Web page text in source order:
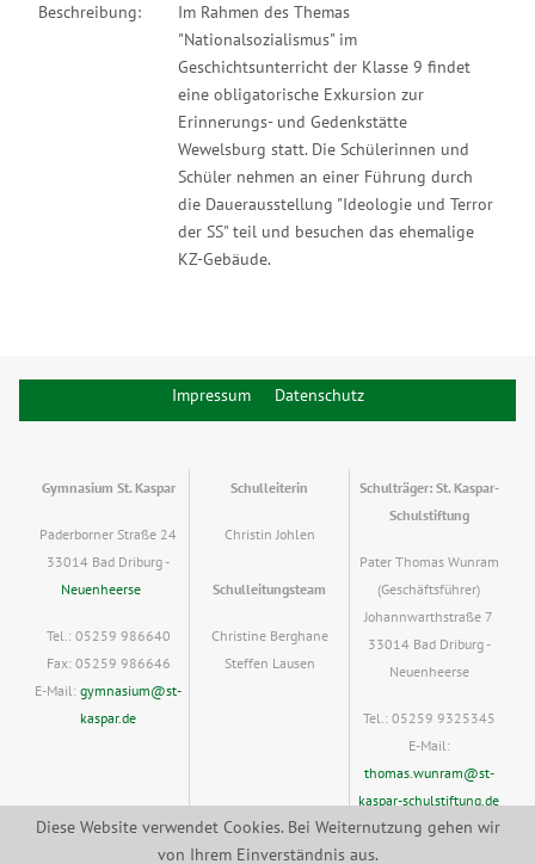
Beschreibung:
Im Rahmen des Themas
"Nationalsozialismus" im
Geschichtsunterricht der Klasse 9 findet
eine obligatorische Exkursion zur
Erinnerungs- und Gedenkstätte
Wewelsburg statt. Die Schülerinnen und
Schüler nehmen an einer Führung durch
die Dauerausstellung "Ideologie und Terror
der SS" teil und besuchen das ehemalige
KZ-Gebäude.
Impressum Datenschutz
Gymnasium St. Kaspar
Paderborner Straße 24
33014 Bad Driburg -
Neuenheerse
Tel.: 05259 986640
Fax: 05259 986646
E-Mail: gymnasium@st-
kaspar.de
Schulleiterin
Christin Johlen
Schulleitungsteam
Christine Berghane
Steffen Lausen
Schulträger: St. Kaspar-
Schulstiftung
Pater Thomas Wunram
(Geschäftsführer)
Johannwarthstraße 7
33014 Bad Driburg -
Neuenheerse
Tel.: 05259 9325345
E-Mail:
thomas.wunram@st-
kaspar-schulstiftung.de
Diese Website verwendet Cookies. Bei Weiternutzung gehen wir
von Ihrem Einverständnis aus.